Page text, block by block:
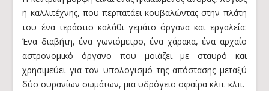
ή καλλιτέχνης, που περπατάει κουβαλώντας στην πλάτη
του ένα τεράστιο καλάθι γεμάτο όργανα και εργαλεία:
Ένα διαβήτη, ένα γωνιόμετρο, ένα χάρακα, ένα αρχαίο
αστρονομικό όργανο που μοιάζει με σταυρό και
χρησιμεύει για τον υπολογισμό της απόστασης μεταξύ
δύο ουρανίων σωμάτων, μια υδρόγειο σφαίρα κλπ. κλπ.